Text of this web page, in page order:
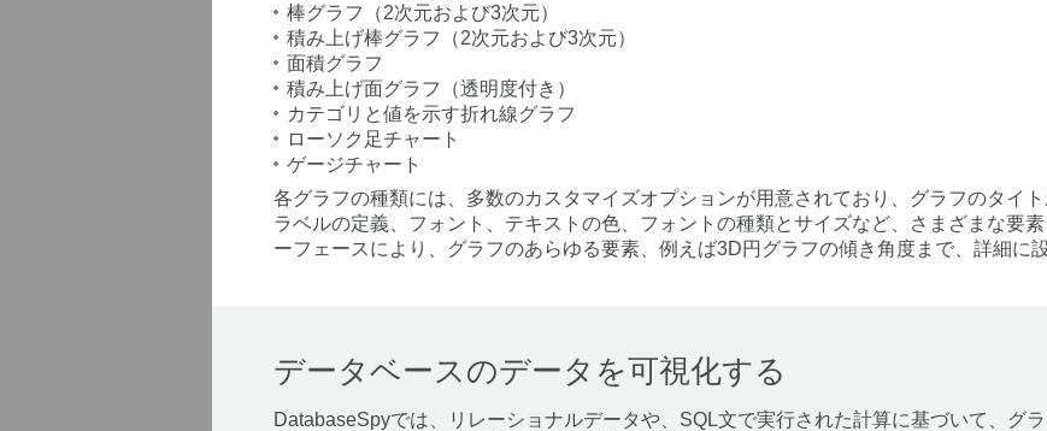
棒グラフ（2次元および3次元）
積み上げ棒グラフ（2次元および3次元）
面積グラフ
積み上げ面グラフ（透明度付き）
カテゴリと値を示す折れ線グラフ
ローソク足チャート
ゲージチャート
各グラフの種類には、多数のカスタマイズオプションが用意されており、グラフのタイ
ラベルの定義、フォント、テキストの色、フォントの種類とサイズなど、さまざまな要
ーフェースにより、グラフのあらゆる要素、例えば3D円グラフの傾き角度まで、詳細に
データベースのデータを可視化する
DatabaseSpyでは、リレーショナルデータや、SQL文で実行された計算に基づいて、グ